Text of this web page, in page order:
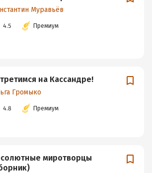
Муравьёв
4.5 Премиум
на Кассандре!
Громыко
4.8 Премиум
миротворцы